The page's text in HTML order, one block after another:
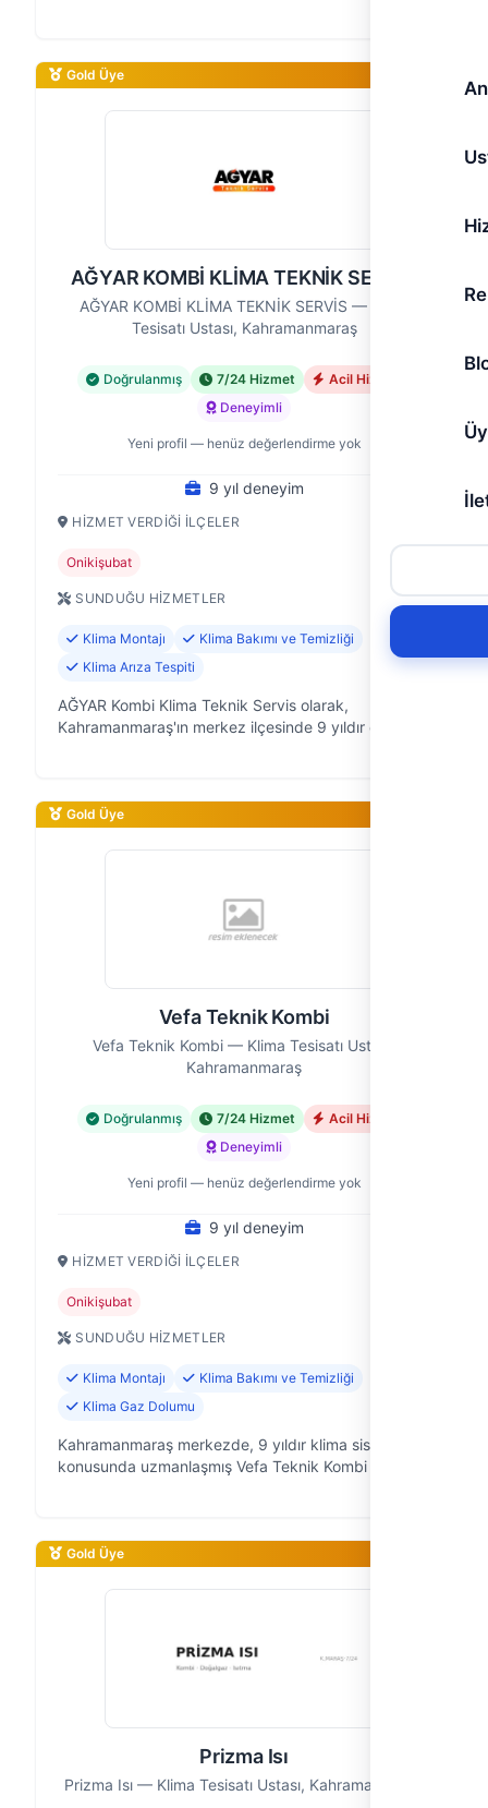
Gold Üye
AĞYAR KOMBİ KLİMA TEKNİK SERVİS
AĞYAR KOMBİ KLİMA TEKNİK SERVİS — Klima
Tesisatı Ustası, Kahramanmaraş
Doğrulanmış 7/24 Hizmet
Acil Hizmet
Deneyimli
Yeni profil — henüz değerlendirme yok
9 yıl deneyim
HIZMET VERDIĞI İLÇELER
Onikişubat
SUNDUĞU HIZMETLER
Klima Montajı
Klima Bakımı ve Temizliği
Klima Arıza Tespiti
AĞYAR Kombi Klima Teknik Servis olarak,
Kahramanmaraş'ın merkez ilçesinde 9 yıldır ev ve iş
Gold Üye
Vefa Teknik Kombi
Vefa Teknik Kombi — Klima Tesisatı Ustası,
Kahramanmaraş
Doğrulanmış 7/24 Hizmet
Acil Hizmet
Deneyimli
Yeni profil — henüz değerlendirme yok
9 yıl deneyim
HIZMET VERDIĞI İLÇELER
Onikişubat
SUNDUĞU HIZMETLER
Klima Montajı
Klima Bakımı ve Temizliği
Klima Gaz Dolumu
Kahramanmaraş merkezde, 9 yıldır klima sistemleri
konusunda uzmanlaşmış Vefa Teknik Kombi olarak,
Gold Üye
Prizma Isı
Prizma Isı — Klima Tesisatı Ustası, Kahramanmaraş